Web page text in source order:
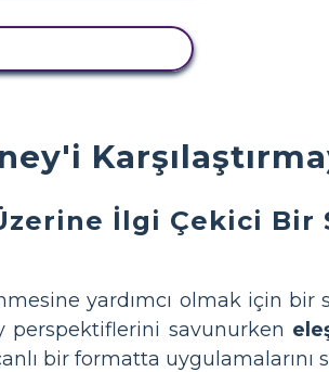
İlgi Çekici Bir
yardımcı olmak için bir
perspektiflerini savunurken
bir formatta uygulamalarını